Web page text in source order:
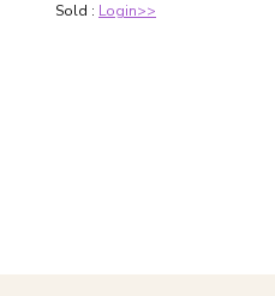
Sold : Login>>